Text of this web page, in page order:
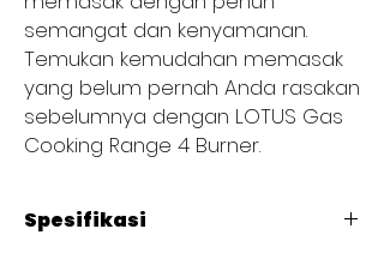
semangat dan kenyamanan.
Temukan kemudahan memasak
yang belum pernah Anda rasakan
sebelumnya dengan LOTUS Gas
Cooking Range 4 Burner.
Spesifikasi